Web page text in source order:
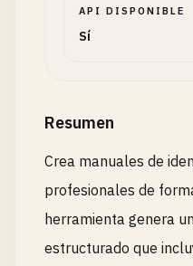
API DISPONIBLE
Sí
Resumen
Crea manuales de
profesionales de
herramienta genera
estructurado que